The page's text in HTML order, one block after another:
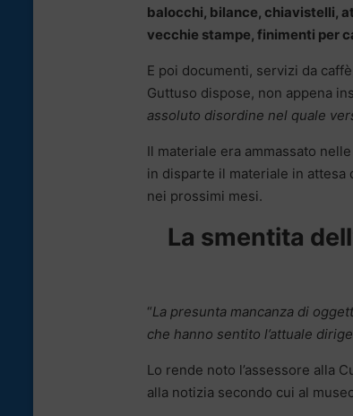
balocchi, bilance, chiavistelli,
vecchie stampe, finimenti per
E poi documenti, servizi da
Guttuso dispose, non appena
assoluto disordine nel quale
Il materiale era ammassato
in disparte il materiale in attesa
nei prossimi mesi.
La smentita
“La presunta mancanza di
che hanno sentito l’attuale
Lo rende noto l’assessore alla
alla notizia secondo cui al